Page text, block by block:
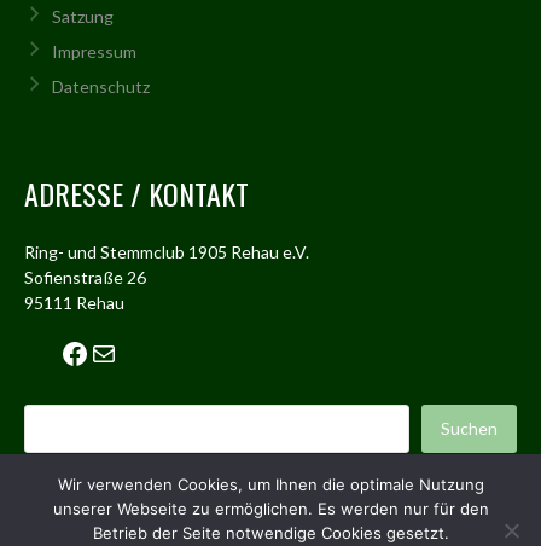
Satzung
Impressum
Datenschutz
ADRESSE / KONTAKT
Ring- und Stemmclub 1905 Rehau e.V.
Sofienstraße 26
95111 Rehau
Facebook
Mail
Suchen
© 2026 RSC REHAU
ENTWORFEN VON THEMEBOY
Wir verwenden Cookies, um Ihnen die optimale Nutzung
unserer Webseite zu ermöglichen. Es werden nur für den
Betrieb der Seite notwendige Cookies gesetzt.